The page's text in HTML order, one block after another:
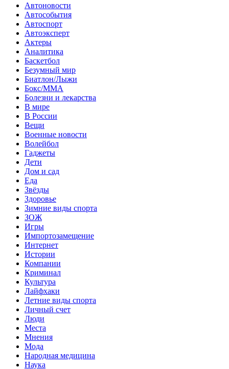
Автоновости
Автособытия
Автоспорт
Автоэксперт
Актеры
Аналитика
Баскетбол
Безумный мир
Биатлон/Лыжи
Бокс/MMA
Болезни и лекарства
В мире
В России
Вещи
Военные новости
Волейбол
Гаджеты
Дети
Дом и сад
Еда
Звёзды
Здоровье
Зимние виды спорта
ЗОЖ
Игры
Импортозамещение
Интернет
Истории
Компании
Криминал
Культура
Лайфхаки
Летние виды спорта
Личный счет
Люди
Места
Мнения
Мода
Народная медицина
Наука